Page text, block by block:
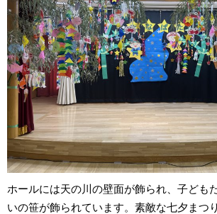
ホールには天の川の壁面が飾られ、子ども
いの笹が飾られています。素敵な七夕まつ